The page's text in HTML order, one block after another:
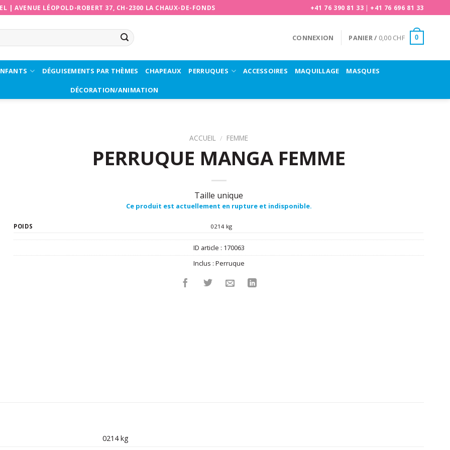
|AVENUE LÉOPOLD-ROBERT 37, CH-2300 LA CHAUX-DE-FONDS +41 76 390 81 33 | +41 76 696 81 33
CONNEXION PANIER / 0,00 CHF 0
DÉGUISEMENTS PAR THÈMES CHAPEAUX PERRUQUES ACCESSOIRES MAQUILLAGE MASQUES
DÉCORATION/ANIMATION
ACCUEIL / FEMME
PERRUQUE MANGA FEMME
Taille unique
Ce produit est actuellement en rupture et indisponible.
POIDS 0214 kg
ID article : 170063
Inclus : Perruque
0214 kg